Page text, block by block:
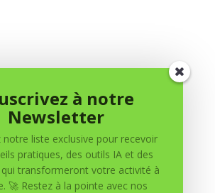
commentaire
mail ne sera pas publiée. Les champs
indiqués avec*
à notre
Newsletter
notre liste exclusive pour recevoir
pratiques, des outils IA et des
transformeront votre activité à
🚀 Restez à la pointe avec nos